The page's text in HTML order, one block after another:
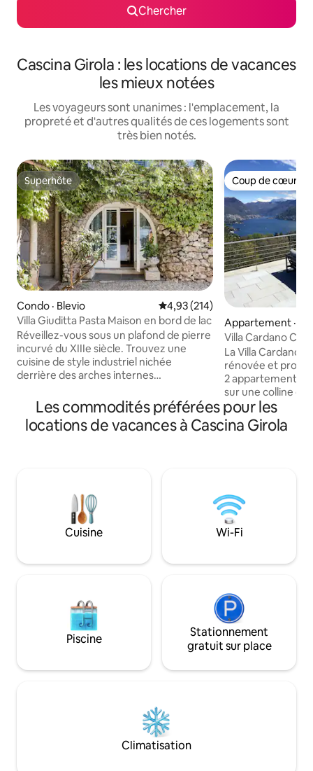
Chercher
Cascina Girola : les locations de vacances
les mieux notées
Les voyageurs sont unanimes : l'emplacement, la
propreté et d'autres qualités de ces logements sont
très bien notés.
Superhôte
Superhôte
Condo · Blevio Note moyenne de 4,93 sur 5,
4,93 (214)
Villa Giuditta Pasta Maison en bord de lac
Réveillez-vous sous un plafond de pierre
incurvé du XIIIe siècle. Trouvez une
cuisine de style industriel nichée
derrière des arches internes
magnifique sur le lac et la montagne
depuis un hamac ombragé. Entrez
directement dans le lac de Côme depuis
célèbre soprano Giuditta Pasta. Prenez
un bateau ou marchez jusqu'à Torno
pour trouver un bar, un café, une
boutique et des restaurants. Côme est à
transports en commun sont à proximité.
Lugano. E' raggiungibile con i mezzi di
trasporto pubblico : gli autobus C30 C31
C32 con Partenza ogni ora circa dalla
stazione ferroviaire Como San Giovanni ,
Como Lago Ferrovie Nord o da Piazza
Matteotti in direzione Como- Bellagio,
distante 100 m circa dall' abitazione.
Alternativa piacevole al trasporto
pubblico tradizionale può essere l'uuso
dei battelli della navigazione del Lago di
Coup de cœur
Coup de cœur
Appartement ·
Villa Cardano
imprenable
La Villa Cardano
rénovée et
2 appartements à
sur une colline
Spina Verde,
et à quelques
l'autoroute. La
vacances au lac
excursions d'une
Suisse ou
escale sur le
Les commodités préférées pour les
locations de vacances à Cascina Girola
Cuisine Wi-Fi
Piscine
Stationnement
gratuit sur place
Climatisation